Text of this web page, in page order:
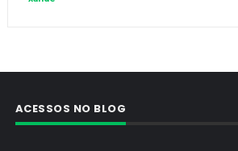
ACESSOS NO BLOG